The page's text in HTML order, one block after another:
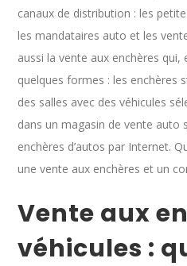
canaux de distribution : les
les mandataires auto et les
aussi la vente aux enchères
quelques formes : les enchères
des salles avec des véhicules
dans un magasin de vente auto
enchères d’autos par Internet.
une vente aux enchères et un
Vente aux
véhicules :